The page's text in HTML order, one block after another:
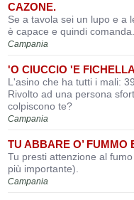
CAZONE.
Se a tavola sei un lupo e a
è capace e quindi comanda.
Campania
'O CIUCCIO 'E
L'asino che ha tutti i mali:
Rivolto ad una persona
colpiscono te?
Campania
TU ABBARE O’ FUMMO
Tu presti attenzione al
più importante).
Campania